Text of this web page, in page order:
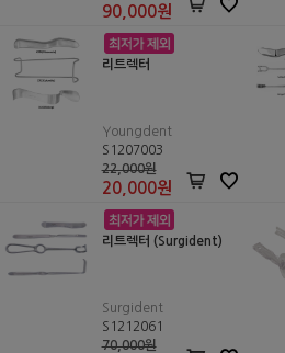
90,000원
리트렉터
Youngdent
S1207003
22,000원
20,000원
리트렉터 (Surgident)
Surgident
S1212061
70,000원